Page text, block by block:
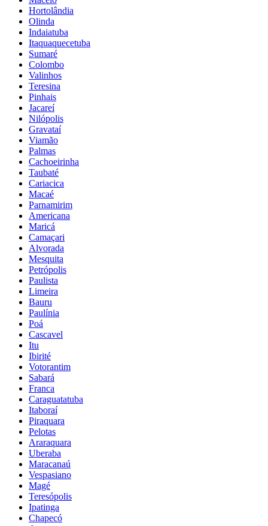
Hortolândia
Olinda
Indaiatuba
Itaquaquecetuba
Sumaré
Colombo
Valinhos
Teresina
Pinhais
Jacareí
Nilópolis
Gravataí
Viamão
Palmas
Cachoeirinha
Taubaté
Cariacica
Macaé
Parnamirim
Americana
Maricá
Camaçari
Alvorada
Mesquita
Petrópolis
Paulista
Limeira
Bauru
Paulínia
Poá
Cascavel
Itu
Ibirité
Votorantim
Sabará
Franca
Caraguatatuba
Itaboraí
Piraquara
Pelotas
Araraquara
Uberaba
Maracanaú
Vespasiano
Magé
Teresópolis
Ipatinga
Chapecó